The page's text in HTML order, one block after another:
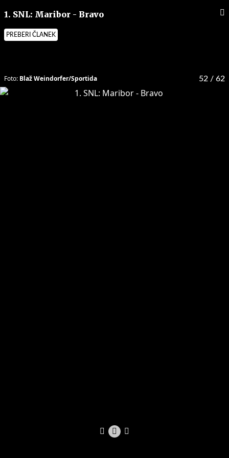
1. SNL: Maribor - Bravo
PREBERI ČLANEK
52 / 62
Foto: Blaž Weindorfer/Sportida